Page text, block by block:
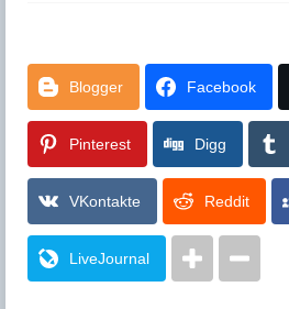
Blogger Facebook
Pinterest Digg
VKontakte Reddit
LiveJournal